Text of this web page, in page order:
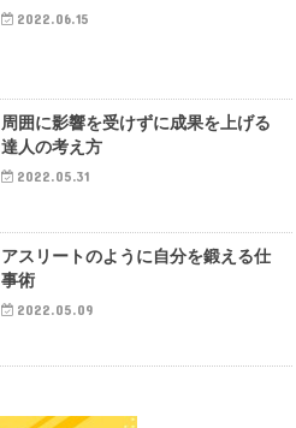
2022.06.15
周囲に影響を受けずに成果を上げる
達人の考え方
2022.05.31
アスリートのように自分を鍛える仕
事術
2022.05.09